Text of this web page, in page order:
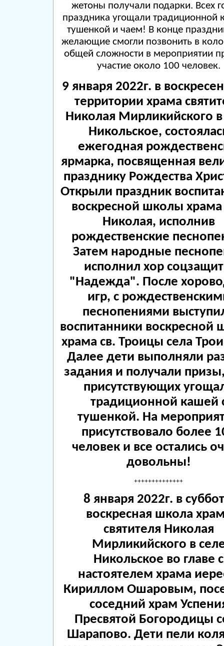
жетоны получали подарки. Всех
праздника угощали традиционной
тушенкой и чаем! В конце
желающие смогли позвонить в
общей сложности в мероприятии
участие около 100 человек.
9 января 2022г. в
территории храма
Николая Мирликийского в
Никольское,
ежегодная
ярмарка, посвященная
празднику Рождества
Открыли праздник
воскресной школы храма
Николая, исполнив
рождественские
Затем народные
исполнил хор
"Надежда". После
игр, с
песнопениями
воспитанники воскресной
храма св. Троицы села
Далее дети выполняли
задания и получали
присутствующих
традиционной кашей
тушенкой. На
присутствовало более
человек и все остались
довольны!
++++++++++++++
8 января 2022г. в
воскресная школа
святителя Николая
Мирликийского в
Никольское во главе с
настоятелем храма
Кириллом Ошаровым,
соседний храм
Пресвятой Богородицы
Шарапово. Дети пели